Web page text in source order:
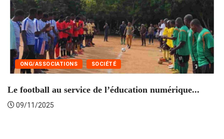
ONG/ASSOCIATIONS SOCIÉTÉ
Le football au service de l’éducation numérique...
09/11/2025